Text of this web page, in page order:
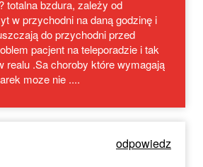
totalna bzdura, zależy od
w przychodni na daną godzinę i
do przychodni przed
pacjent na teleporadzie i tak
realu .Sa choroby które wymagają
moze nie ....
odpowiedz